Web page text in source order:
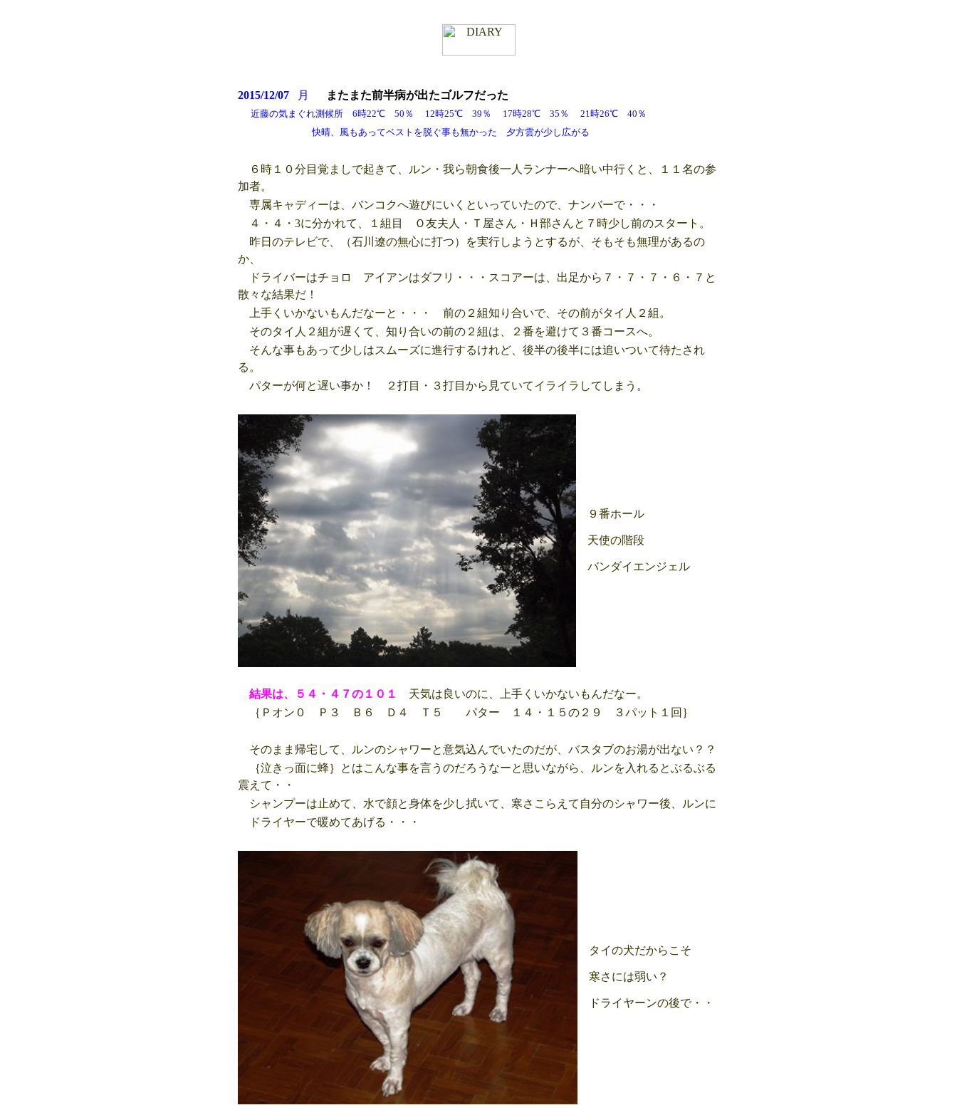
2015/12/07月 またまた前半病が出たゴルフだった
近藤の気まぐれ測候所 6時22℃ 50％ 12時25℃ 39％ 17時28℃ 35％ 21時26℃ 40％
快晴、風もあってベストを脱ぐ事も無かった 夕方雲が少し広がる
６時１０分目覚ましで起きて、ルン・我ら朝食後一人ランナーへ暗い中行くと、１１名の参
加者。
専属キャディーは、バンコクへ遊びにいくといっていたので、ナンバーで・・・
４・４・3に分かれて、１組目 Ｏ友夫人・Ｔ屋さん・Ｈ部さんと７時少し前のスタート。
昨日のテレビで、（石川遼の無心に打つ）を実行しようとするが、そもそも無理があるの
か、
ドライバーはチョロ アイアンはダフリ・・・スコアーは、出足から７・７・７・６・７と
散々な結果だ！
上手くいかないもんだなーと・・・ 前の２組知り合いで、その前がタイ人２組。
そのタイ人２組が遅くて、知り合いの前の２組は、２番を避けて３番コースへ。
そんな事もあって少しはスムーズに進行するけれど、後半の後半には追いついて待たされ
る。
パターが何と遅い事か！ ２打目・３打目から見ていてイライラしてしまう。
９番ホール
天使の階段
バンダイエンジェル
結果は、５４・４７の１０１
天気は良いのに、上手くいかないもんだなー。
｛Ｐオン０ Ｐ３ Ｂ６ Ｄ４ Ｔ５ パター １４・１５の２９ ３パット１回｝
そのまま帰宅して、ルンのシャワーと意気込んでいたのだが、バスタブのお湯が出ない？？
｛泣きっ面に蜂｝とはこんな事を言うのだろうなーと思いながら、ルンを入れるとぶるぶる
震えて・・
シャンプーは止めて、水で顔と身体を少し拭いて、寒さこらえて自分のシャワー後、ルンに
ドライヤーで暖めてあげる・・・
タイの犬だからこそ
寒さには弱い？
ドライヤーンの後で・・